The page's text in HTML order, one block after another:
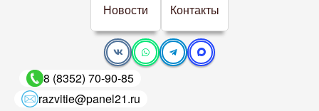
Новости Контакты
8 (8352) 70-90-85
razvitie@panel21.ru